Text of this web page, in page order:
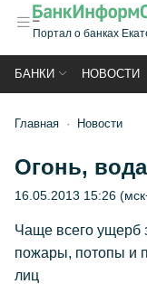
Портал о банках
БАНКИ НОВОСТИ
Главная Новости
Огонь,
16.05.2013 15:26
Чаще всего ущерб
пожары, потопы и
лиц